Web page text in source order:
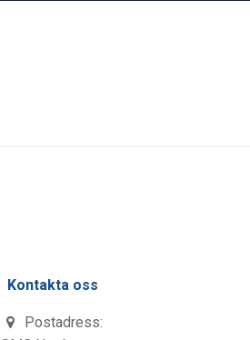
Kontakta oss
Postadress: